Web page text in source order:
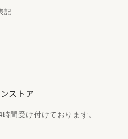
記
ストア
間受け付けております。